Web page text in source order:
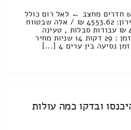
חדרים מחצב ← לאל רום כולל
פירוק והרכבה מחיר מחירון: 4553.62 ₪ / אלה שבטווח
המחירים 5700 – 4300 ₪ עבודות סבלות , טעינה
ופריקה : 1394.29 ₪ / זמן : 29 דקות 14 שניות מחיר
ובדקו כמה עולות